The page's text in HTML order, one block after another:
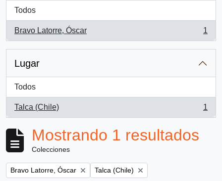
Todos
Bravo Latorre, Óscar
, 1 resultados
1
Lugar
Todos
Talca (Chile)
, 1 resultados
1
Mostrando 1 resultados
Colecciones
Remove filter:
Bravo Latorre, Óscar Remove filter:
Talca (Chile)